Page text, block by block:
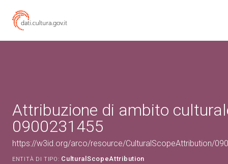
Attribuzione di ambito
0900231455
https://w3id.org/arco/resource/CulturalScopeAttribution/
ENTITÀ DI TIPO: CulturalScopeAttribution